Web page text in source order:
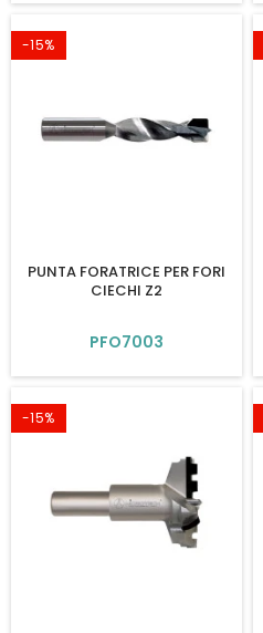
-15%
PUNTA FORATRICE PER FORI
CIECHI Z2
PFO7003
-15%